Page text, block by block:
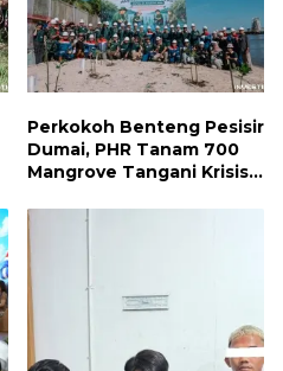
Perkokoh Benteng Pesisir
Dumai, PHR Tanam 700
Mangrove Tangani Krisis
Keanekaragaman Hayati